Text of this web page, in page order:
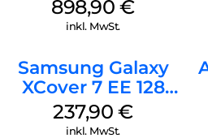
898,90€
inkl. MwSt.
Samsung Galaxy
XCover 7 EE 128
GB Black
237,90€
inkl. MwSt.